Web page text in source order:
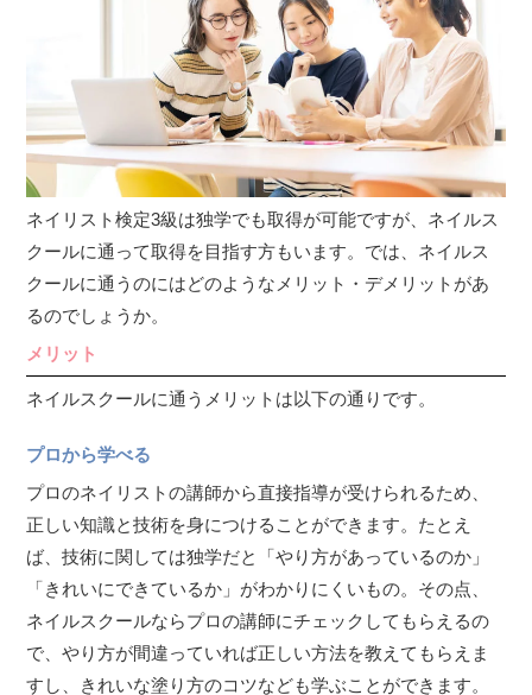
ネイリスト検定3級は独学でも取得が可能ですが、ネイルス
クールに通って取得を目指す方もいます。では、ネイルス
クールに通うのにはどのようなメリット・デメリットがあ
るのでしょうか。
メリット
ネイルスクールに通うメリットは以下の通りです。
プロから学べる
プロのネイリストの講師から直接指導が受けられるため、
正しい知識と技術を身につけることができます。たとえ
ば、技術に関しては独学だと「やり方があっているのか」
「きれいにできているか」がわかりにくいもの。その点、
ネイルスクールならプロの講師にチェックしてもらえるの
で、やり方が間違っていれば正しい方法を教えてもらえま
すし、きれいな塗り方のコツなども学ぶことができます。